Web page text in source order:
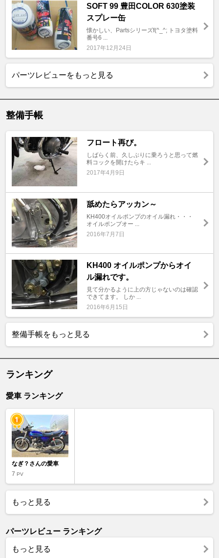
SOFT 99 豊田COLOR 630塗装
スプレー缶
懐かしい、Partsシリーズf(^_^; トヨタ塗料
番号6 ...
2017年12月24日
パーツレビューをもっと見る
整備手帳
フロート再び。
しばらく前、久しぶりに乗ろうと思って燃
料コックを開けたらキ ...
2017年4月9日
舐めたらアッカン～
KH400オイルポンプのオイル漏れ・・・
オイルポンプオー ...
2016年7月7日
KH400 オイルポンプからオイ
ル漏れです。
見て分かるように上の方じゃないのは確認
できてます。 しか ...
2016年6月15日
整備手帳をもっと見る
ランキング
愛車 ランキング
なぎ？さんの愛車
7 PV
もっと見る
パーツレビュー ランキング
もっと見る